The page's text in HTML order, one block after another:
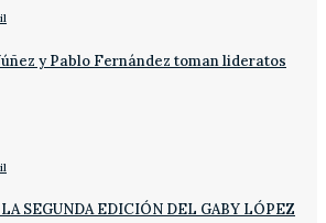
y Pablo Fernández toman lideratos
LA SEGUNDA EDICIÓN DEL GABY LÓPEZ